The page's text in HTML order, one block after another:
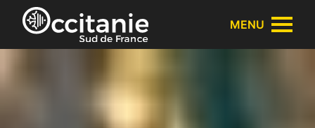
Panneau de gestion des cookies
MENU